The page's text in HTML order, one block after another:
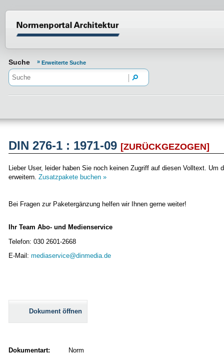
Suche Erweiterte Suche
DIN 276-1 : 1971-09 [ZURÜCKGEZOGEN]
Lieber User, leider haben Sie noch keinen Zugriff auf diesen Volltext.
erweitern. Zusatzpakete buchen »
Bei Fragen zur Paketergänzung helfen wir Ihnen gerne weiter!
Ihr Team Abo- und Medienservice
Telefon: 030 2601-2668
E-Mail: mediaservice@dinmedia.de
Dokument öffnen
Dokumentart:
Norm